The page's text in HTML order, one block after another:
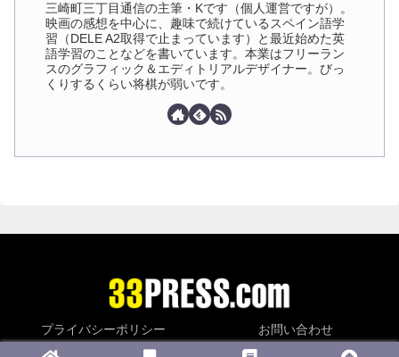
三崎町三丁目通信の主筆・Kです（個人運営ですが）。
映画の感想を中心に、趣味で続けているスペイン語学
習（DELE A2取得で止まっています）と最近始めた英
語学習のことなどを書いています。本業はフリーラン
スのグラフィック＆エディトリアルデザイナー。びっ
くりするくらい将棋が弱いです。
プライバシーポリシー お問い合わせ